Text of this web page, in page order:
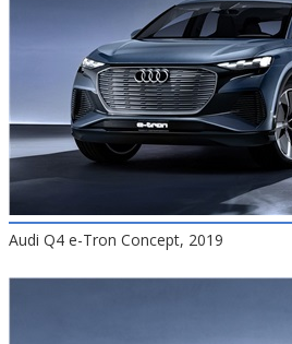
Audi Q4 e-Tron Concept, 2019